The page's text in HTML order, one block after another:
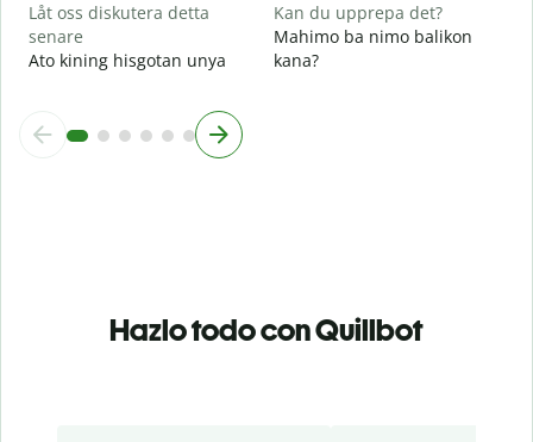
Låt oss diskutera detta
senare
Ato kining hisgotan unya
Kan du upprepa det?
Mahimo ba nimo balikon
kana?
Hazlo todo con Quillbot